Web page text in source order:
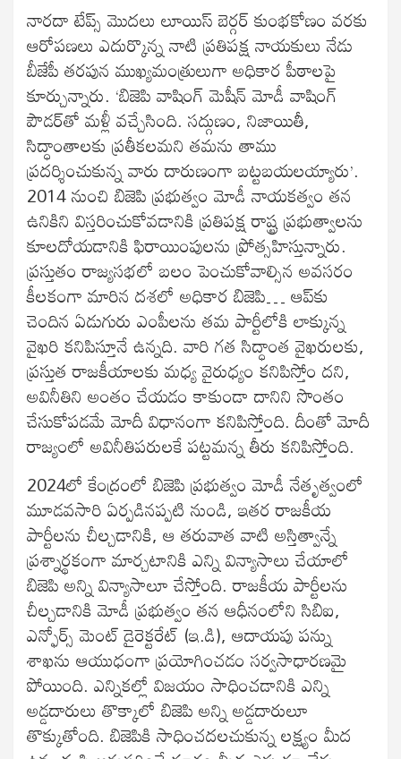
నారదా టేప్స్ మొదలు లూయిస్ బెర్గర్ కుంభకోణం వరకు
ఆరోపణలు ఎదుర్కొన్న నాటి ప్రతిపక్ష నాయకులు నేడు
బీజేపీ తరపున ముఖ్యమంత్రులుగా అధికార పీఠాలపై
కూర్చున్నారు. ‘బిజెపి వాషింగ్ మెషీన్ మోడీ వాషింగ్
పౌడర్‌తో మళ్లీ వచ్చేసింది. సద్గుణం, నిజాయితీ,
సిద్ధాంతాలకు ప్రతీకలమని తమను తాము
ప్రదర్శించుకున్న వారు దారుణంగా బట్టబయలయ్యారు’.
2014 నుంచి బిజెపి ప్రభుత్వం మోడీ నాయకత్వం తన
ఉనికిని విస్తరించుకోవడానికి ప్రతిపక్ష రాష్ట్ర ప్రభుత్వాలను
కూలదోయడానికి ఫిరాయింపులను ప్రోత్సహిస్తున్నారు.
ప్రస్తుతం రాజ్యసభలో బలం పెంచుకోవాల్సిన అవసరం
కీలకంగా మారిన దశలో అధికార బిజెపి… ఆప్‌కు
చెందిన ఏడుగురు ఎంపీలను తమ పార్టీలోకి లాక్కున్న
వైఖరి క‌నిపిస్తూనే ఉన్న‌ది. వారి గత సిద్ధాంత‌ వైఖరులకు,
ప్రస్తుత రాజకీయాల‌కు మధ్య వైరుధ్యం కనిపిస్తోం దని,
అవినీతిని అంతం చేయడం కాకుండా దానిని సొంతం
చేసుకోపడమే మోదీ విధానంగా కనిపిస్తోంది. దీంతో మోదీ
రాజ్యంలో అవినీతిపరులకే పట్టమన్న తీరు క‌నిపిస్తోంది.
2024లో కేంద్రంలో బిజెపి ప్రభుత్వం మోడీ నేతృత్వంలో
మూడవసారి ఏర్పడినప్పటి నుండి, ఇతర రాజకీయ
పార్టీలను చీల్చ‌డానికి, ఆ తరువాత వాటి అస్తిత్వాన్నే
ప్రశ్నార్థకంగా మార్చ‌టానికి ఎన్ని విన్యాసాలు చేయాలో
బిజెపి అన్ని విన్యాసాలూ చేస్తోంది. రాజకీయ పార్టీలను
చీల్చడానికి మోడీ ప్రభుత్వం తన ఆధీనంలోని సిబిఐ,
ఎన్ఫోర్స్ మెంట్ డైరెక్టరేట్ (ఇ.డి), ఆదాయపు పన్ను
శాఖను ఆయుధంగా ప్రయోగించడం సర్వసాధారణమై
పోయింది. ఎన్నికల్లో విజయం సాధించడానికి ఎన్ని
అడ్డదారులు తొక్కాలో బిజెపి అన్ని అడ్డదారులూ
తొక్కుతోంది. బిజెపికి సాధించదలచుకున్న లక్ష్యం మీద